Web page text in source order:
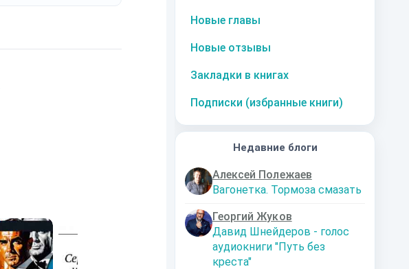
Новые главы
Новые отзывы
Закладки в книгах
Подписки (избранные книги)
Недавние блоги
Алексей Полежаев
Вагонетка. Тормоза смазать
Георгий Жуков
Давид Шнейдеров - голос
аудиокниги "Путь без
креста"